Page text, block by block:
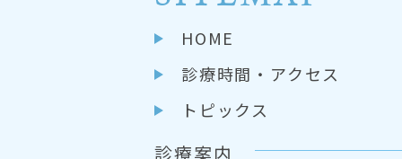
HOME
診療時間・アクセス
トピックス
診療案内